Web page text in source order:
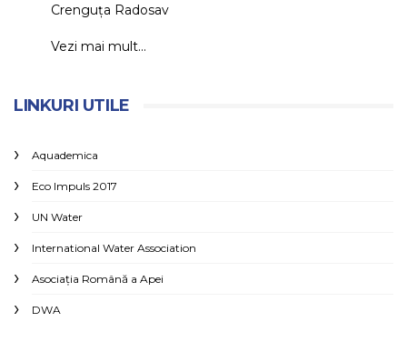
Crenguța Radosav
Vezi mai mult...
LINKURI UTILE
Aquademica
Eco Impuls 2017
UN Water
International Water Association
Asociaţia Română a Apei
DWA